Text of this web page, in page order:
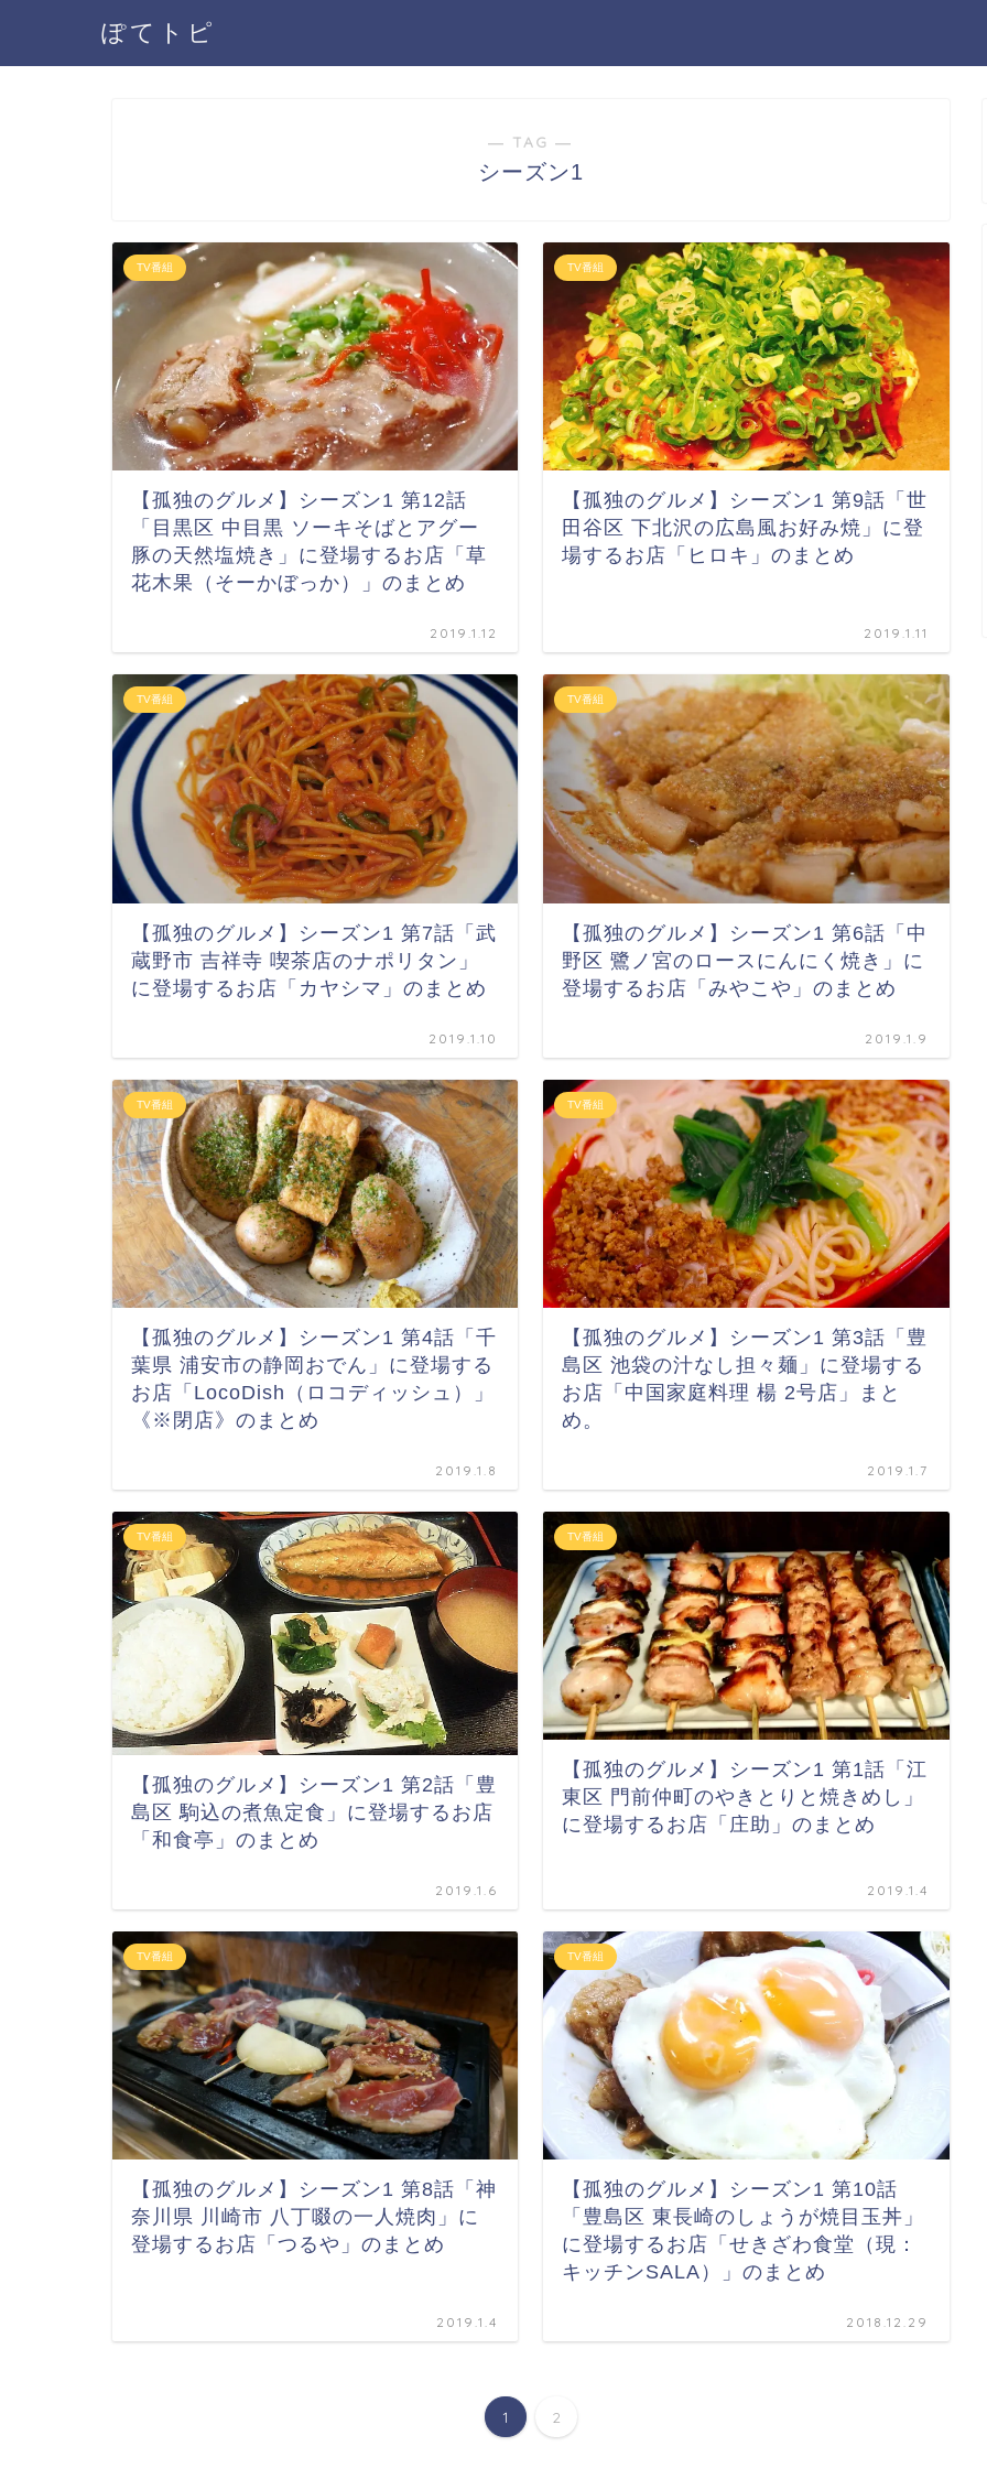
ぽてトピ
― TAG ―
シーズン1
TV番組
【孤独のグルメ】シーズン1 第12話
「目黒区 中目黒 ソーキそばとアグー
豚の天然塩焼き」に登場するお店「草
花木果（そーかぼっか）」のまとめ
2019.1.12
TV番組
【孤独のグルメ】シーズン1 第9話「世
田谷区 下北沢の広島風お好み焼」に登
場するお店「ヒロキ」のまとめ
2019.1.11
TV番組
【孤独のグルメ】シーズン1 第7話「武
蔵野市 吉祥寺 喫茶店のナポリタン」
に登場するお店「カヤシマ」のまとめ
2019.1.10
TV番組
【孤独のグルメ】シーズン1 第6話「中
野区 鷺ノ宮のロースにんにく焼き」に
登場するお店「みやこや」のまとめ
2019.1.9
TV番組
【孤独のグルメ】シーズン1 第4話「千
葉県 浦安市の静岡おでん」に登場する
お店「LocoDish（ロコディッシュ）」
《※閉店》のまとめ
2019.1.8
TV番組
【孤独のグルメ】シーズン1 第3話「豊
島区 池袋の汁なし担々麺」に登場する
お店「中国家庭料理 楊 2号店」まと
め。
2019.1.7
TV番組
【孤独のグルメ】シーズン1 第2話「豊
島区 駒込の煮魚定食」に登場するお店
「和食亭」のまとめ
2019.1.6
TV番組
【孤独のグルメ】シーズン1 第1話「江
東区 門前仲町のやきとりと焼きめし」
に登場するお店「庄助」のまとめ
2019.1.4
TV番組
【孤独のグルメ】シーズン1 第8話「神
奈川県 川崎市 八丁啜の一人焼肉」に
登場するお店「つるや」のまとめ
2019.1.4
TV番組
【孤独のグルメ】シーズン1 第10話
「豊島区 東長崎のしょうが焼目玉丼」
に登場するお店「せきざわ食堂（現：
キッチンSALA）」のまとめ
2018.12.29
1 2